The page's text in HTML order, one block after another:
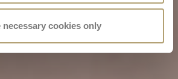
necessary cookies only